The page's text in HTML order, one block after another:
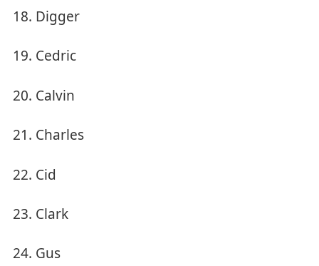
Digger
Cedric
Calvin
Charles
Cid
Clark
Gus